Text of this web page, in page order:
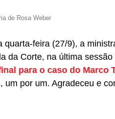
de Rosa Weber
quarta-feira (27/9), a
da Corte, na última
para o caso do Marco
um por um. Agradeceu e